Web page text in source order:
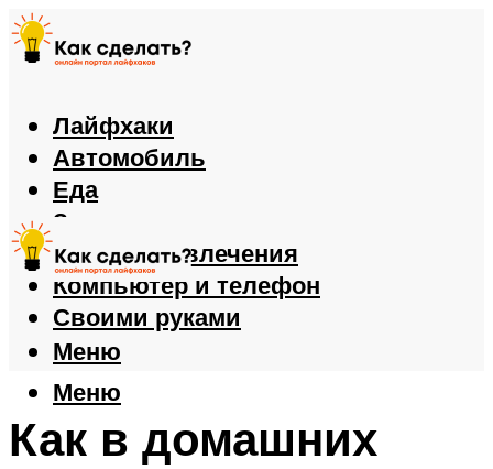
Лайфхаки
Автомобиль
Еда
Здоровье
Игры и развлечения
Компьютер и телефон
Своими руками
Меню
Меню
Как в домашних